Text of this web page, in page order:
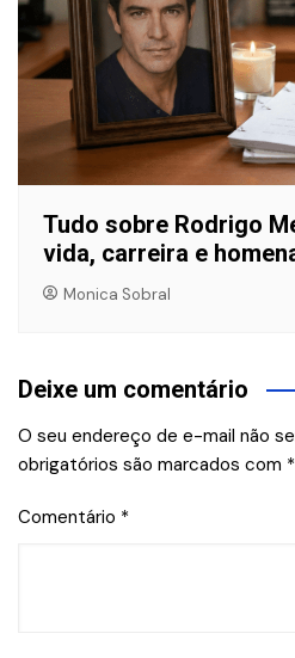
Tudo sobre Rodrigo
vida, carreira e
Monica Sobral
Deixe um comentário
O seu endereço de e-mail não
obrigatórios são marcados com *
Comentário *